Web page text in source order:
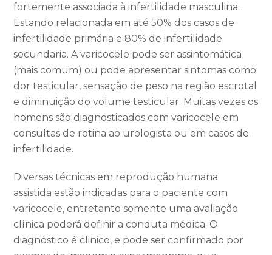
fortemente associada à infertilidade masculina.
Estando relacionada em até 50% dos casos de
infertilidade primária e 80% de infertilidade
secundaria. A varicocele pode ser assintomática
(mais comum) ou pode apresentar sintomas como:
dor testicular, sensação de peso na região escrotal
e diminuição do volume testicular. Muitas vezes os
homens são diagnosticados com varicocele em
consultas de rotina ao urologista ou em casos de
infertilidade.
Diversas técnicas em reprodução humana
assistida estão indicadas para o paciente com
varicocele, entretanto somente uma avaliação
clínica poderá definir a conduta médica. O
diagnóstico é clinico, e pode ser confirmado por